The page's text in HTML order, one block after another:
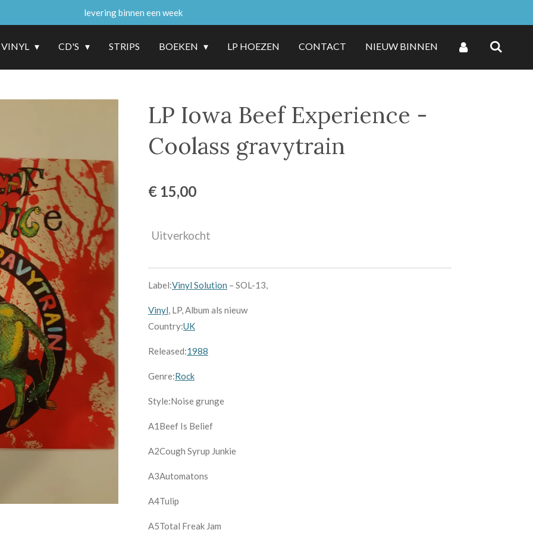
levering binnen een week
VINYL CD'S STRIPS BOEKEN LP HOEZEN CONTACT NIEUW BINNEN
LP Iowa Beef Experience -
Coolass gravytrain
€ 15,00
Uitverkocht
Label:Vinyl Solution – SOL-13,
Vinyl, LP, Album als nieuw
Country:UK
Released:1988
Genre:Rock
Style:Noise grunge
A1 Beef Is Belief
A2Cough Syrup Junkie
A3Automatons
A4Tulip
A5Total Freak Jam